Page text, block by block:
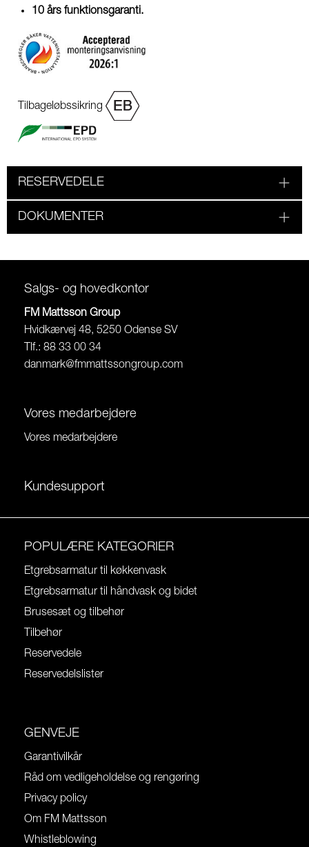
10 års funktionsgaranti.
Tilbageløbssikring
RESERVEDELE
DOKUMENTER
Salgs- og hovedkontor
FM Mattsson Group
Hvidkærvej 48, 5250 Odense SV
Tlf.: 88 33 00 34
danmark@fmmattssongroup.com
Vores medarbejdere
Vores medarbejdere
Kundesupport
POPULÆRE KATEGORIER
Etgrebsarmatur til køkkenvask
Etgrebsarmatur til håndvask og bidet
Brusesæt og tilbehør
Tilbehør
Reservedele
Reservedelslister
GENVEJE
Garantivilkår
Råd om vedligeholdelse og rengøring
Privacy policy
Om FM Mattsson
Whistleblowing